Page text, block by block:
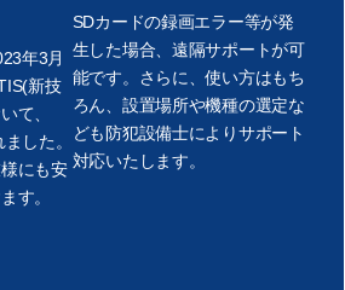
年3月
新技
て、
した。
にも安
す。
SDカードの録画エラー等が発
生した場合、遠隔サポートが可
能です。さらに、使い方はもち
ろん、設置場所や機種の選定な
ども防犯設備士によりサポート
対応いたします。